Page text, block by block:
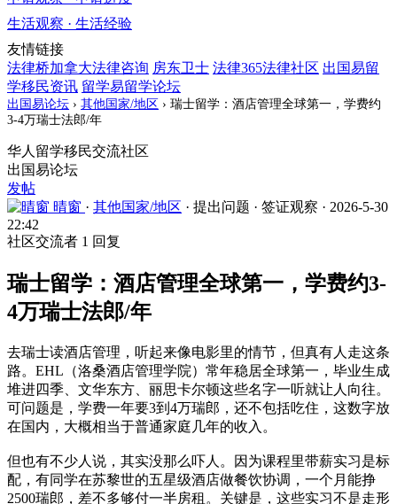
生活观察 · 生活经验
友情链接
法律桥加拿大法律咨询 房东卫士 法律365法律社区 出国易留
学移民资讯 留学易留学论坛
出国易论坛 › 其他国家/地区 › 瑞士留学：酒店管理全球第一，学费约
3-4万瑞士法郎/年
华人留学移民交流社区
出国易论坛
发帖
晴窗 · 其他国家/地区 · 提出问题 · 签证观察 · 2026-5-30
22:42
社区交流者 1 回复
瑞士留学：酒店管理全球第一，学费约3-
4万瑞士法郎/年
去瑞士读酒店管理，听起来像电影里的情节，但真有人走这条
路。EHL（洛桑酒店管理学院）常年稳居全球第一，毕业生成
堆进四季、文华东方、丽思卡尔顿这些名字一听就让人向往。
可问题是，学费一年要3到4万瑞郎，还不包括吃住，这数字放
在国内，大概相当于普通家庭几年的收入。
但也有不少人说，其实没那么吓人。因为课程里带薪实习是标
配，有同学在苏黎世的五星级酒店做餐饮协调，一个月能挣
2500瑞郎，差不多够付一半房租。关键是，这些实习不是走形